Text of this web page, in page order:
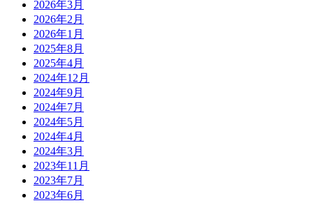
2026年3月
2026年2月
2026年1月
2025年8月
2025年4月
2024年12月
2024年9月
2024年7月
2024年5月
2024年4月
2024年3月
2023年11月
2023年7月
2023年6月